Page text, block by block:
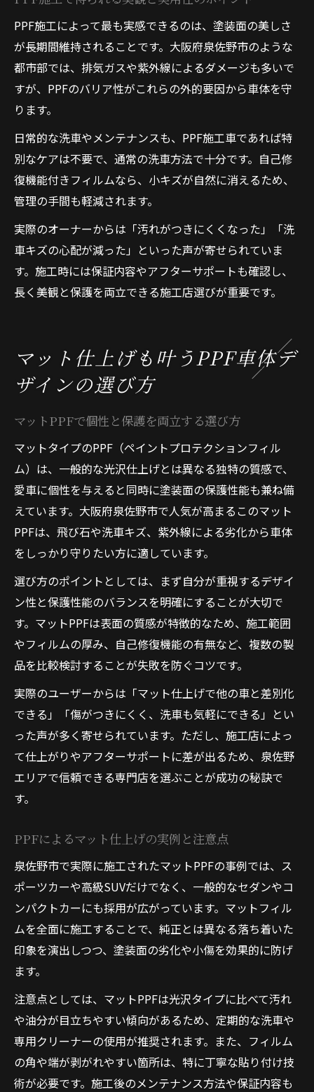
PPF施工によって最も実感できるのは、塗装面の美しさ
が長期間維持されることです。大阪府泉佐野市のような
都市部では、排気ガスや紫外線によるダメージも多いで
すが、PPFのバリア性がこれらの外的要因から車体を守
ります。
日常的な洗車やメンテナンスも、PPF施工車であれば特
別なケアは不要で、通常の洗車方法で十分です。自己修
復機能付きフィルムなら、小キズが自然に消えるため、
管理の手間も軽減されます。
実際のオーナーからは「汚れがつきにくくなった」「洗
車キズの心配が減った」といった声が寄せられていま
す。施工時には保証内容やアフターサポートも確認し、
長く美観と保護を両立できる施工店選びが重要です。
マット仕上げも叶うPPF車体デ
ザインの選び方
マットPPFで個性と保護を両立する選び方
マットタイプのPPF（ペイントプロテクションフィル
ム）は、一般的な光沢仕上げとは異なる独特の質感で、
愛車に個性を与えると同時に塗装面の保護性能も兼ね備
えています。大阪府泉佐野市で人気が高まるこのマット
PPFは、飛び石や洗車キズ、紫外線による劣化から車体
をしっかり守りたい方に適しています。
選び方のポイントとしては、まず自分が重視するデザイ
ン性と保護性能のバランスを明確にすることが大切で
す。マットPPFは表面の質感が特徴的なため、施工範囲
やフィルムの厚み、自己修復機能の有無など、複数の製
品を比較検討することが失敗を防ぐコツです。
実際のユーザーからは「マット仕上げで他の車と差別化
できる」「傷がつきにくく、洗車も気軽にできる」とい
った声が多く寄せられています。ただし、施工店によっ
て仕上がりやアフターサポートに差が出るため、泉佐野
エリアで信頼できる専門店を選ぶことが成功の秘訣で
す。
PPFによるマット仕上げの実例と注意点
泉佐野市で実際に施工されたマットPPFの事例では、ス
ポーツカーや高級SUVだけでなく、一般的なセダンやコ
ンパクトカーにも採用が広がっています。マットフィル
ムを全面に施工することで、純正とは異なる落ち着いた
印象を演出しつつ、塗装面の劣化や小傷を効果的に防げ
ます。
注意点としては、マットPPFは光沢タイプに比べて汚れ
や油分が目立ちやすい傾向があるため、定期的な洗車や
専用クリーナーの使用が推奨されます。また、フィルム
の角や端が剥がれやすい箇所は、特に丁寧な貼り付け技
術が必要です。施工後のメンテナンス方法や保証内容も